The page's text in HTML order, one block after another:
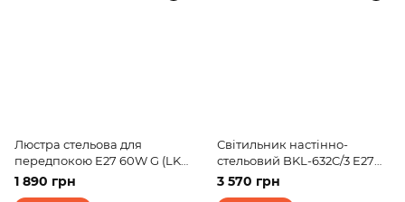
Люстра стельова для
передпокою E27 60W G (LK-
681C/2)
1 890 грн
Світильник настінно-
стельовий BKL-632C/3 E27
GY
3 570 грн